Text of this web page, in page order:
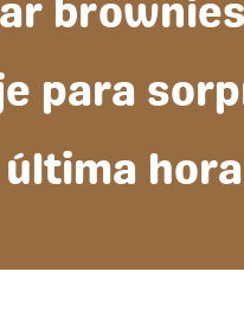
para
última hora